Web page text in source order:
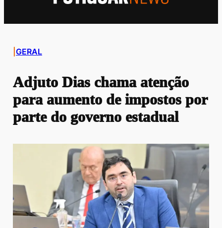
GERAL
Adjuto Dias chama atenção
para aumento de impostos por
parte do governo estadual